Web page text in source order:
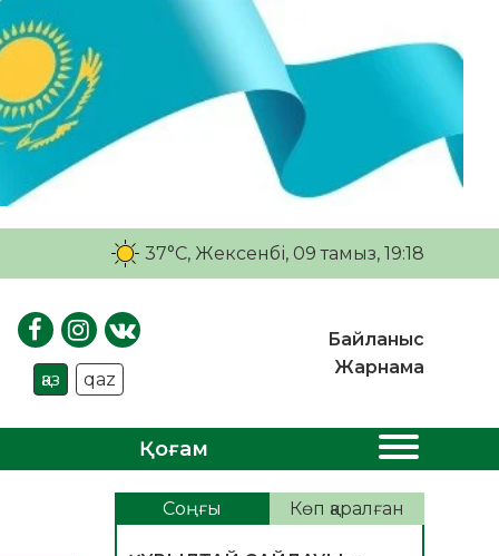
37°C, Жексенбі, 09 тамыз, 19:18
қаз qaz
Байланыс
Жарнама
Қоғам
Соңғы Көп қаралған